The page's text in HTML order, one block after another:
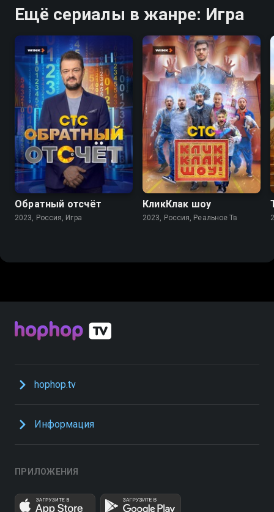
Ещё сериалы в жанре: Игра
7.7
Обратный отсчёт
2023, Россия, Игра
7.8
КликКлак шоу
2023, Россия, Реальное Тв
hophop.tv
Информация
ПРИЛОЖЕНИЯ